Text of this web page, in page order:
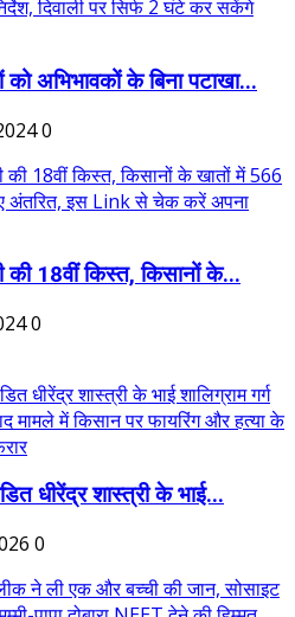
अभिभावकों के बिना पटाखा...
0
की 18वीं किस्त, किसानों के...
0
धीरेंद्र शास्त्री के भाई...
0